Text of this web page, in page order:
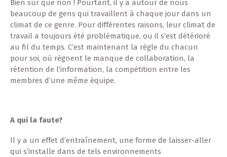
Bien sûr que non ! Pourtant, il y a autour de nous
beaucoup de gens qui travaillent à chaque jour dans un
climat de ce genre. Pour différentes raisons, leur climat de
travail a toujours été problématique, ou il s’est détérioré
au fil du temps. C’est maintenant la règle du chacun
pour soi, où règnent le manque de collaboration, la
rétention de l’information, la compétition entre les
membres d’une même équipe.
A qui la faute?
ll y a un effet d’entraînement, une forme de laisser-aller
qui s’installe dans de tels environnements